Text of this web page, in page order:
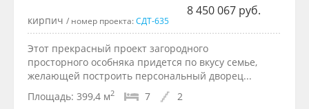
8 450 067 руб.
кирпич / номер проекта:СДТ-635
Этот прекрасный проект загородного
просторного особняка придется по вкусу семье,
желающей построить персональный дворец...
Площадь: 399,4 м2 7 2